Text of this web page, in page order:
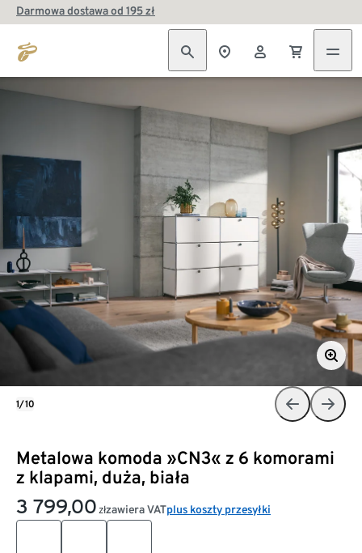
Darmowa dostawa od 195 zł
Metalowa komoda »CN3« z 6 komorami
z klapami, duża, biała
3 799,00 złzawiera VATplus koszty przesyłki
1/10